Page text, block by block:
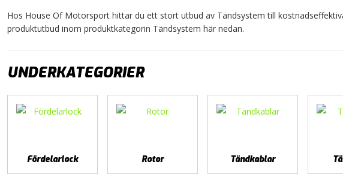
Hos House Of Motorsport hittar du ett stort utbud av Tändsystem till
produktutbud inom produktkategorin Tändsystem här nedan.
UNDERKATEGORIER
Fördelarlock Rotor Tändkablar